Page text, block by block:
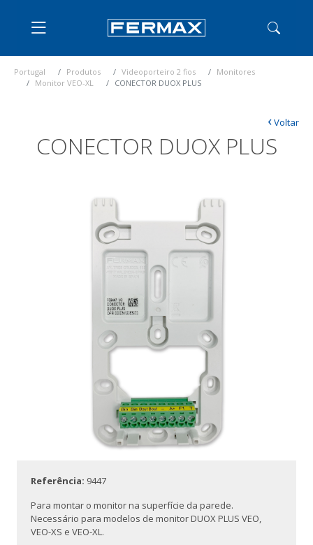
Portugal Produtos Videoporteiro 2 fios
Monitores
Monitor VEO-XL
CONECTOR DUOX PLUS
CONECTOR DUOX PLUS
‹Voltar
Referência: 9447
Para montar o monitor na superfície da parede.
Necessário para modelos de monitor DUOX PLUS VEO,
VEO-XS e VEO-XL.